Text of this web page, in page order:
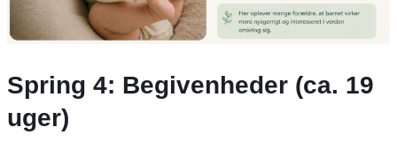
Spring 4: Begivenheder (ca. 19
uger)